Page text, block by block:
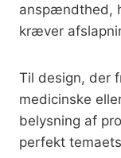
anspændthed,
kræver
Til design, der
medicinske
belysning af
perfekt